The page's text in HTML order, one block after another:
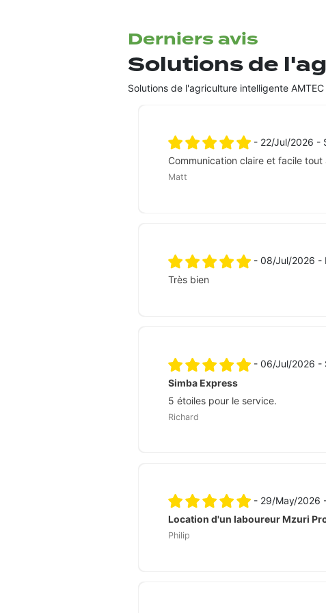
Derniers avis
Solutions de
Solutions de l'agriculture intelligente
- 22/Jul/2026 -
Communication claire et facile
Matt
- 08/Jul/2026 -
Très bien
- 06/Jul/2026 -
Simba Express
5 étoiles pour le service.
Richard
- 29/May/2026
Location d'un laboureur Mzuri
Philip